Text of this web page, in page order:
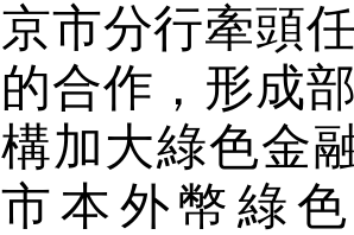
京市分行牽頭
的合作，形成
構加大綠色金
市本外幣綠